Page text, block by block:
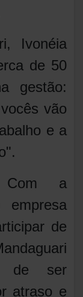
Ivonéia
de 50
gestão:
vão
e a
Com a
de
de ser
atraso e